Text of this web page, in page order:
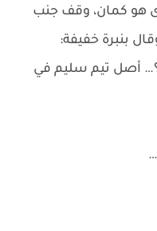
هو كمان، وقف جنب
بنبرة خفيفة:
أصل تيم سليم في